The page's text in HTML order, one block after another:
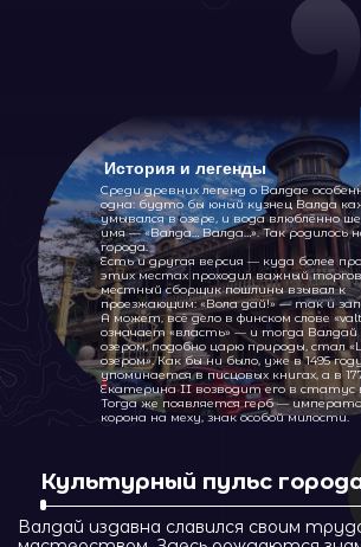
История и легенды
Среди древних легенд о Валдае
одна: будто бы юный кузнец Валда
умывался в озере, и вода влюблённо
имя — «Валда… Валда…». Так родилось
города.
Есть и другая версия — куда более
этих местах проходил важный
местный сборщик пошлины взывал к
проезжающим: «Вола дай!» — так и
А может, всё дело в финском слове
означает «власть» — и тогда Валдай
озером, подобно царю природы, стал
озером». Как бы ни было, уже в 1495
упоминается в писцовых книгах, а в
Екатерина II возводит его в статус
Тогда же появляется герб —
корона на меху, знак особой милости.
Валдай расположен в сердце одноимённого
Иверский Богородицкий монастырь
купеческие особняки и кузницы.
Дачи на озере
— уединённые места отдыха
известных личностей